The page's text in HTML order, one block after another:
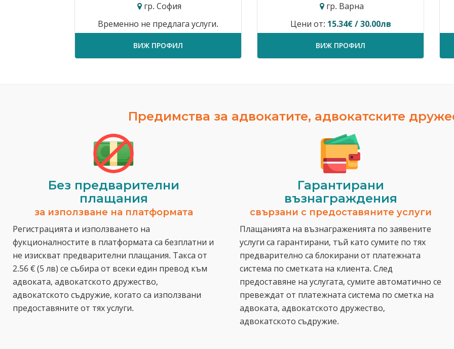
гр. Варна
Цени от:15.34€ / 30.00лв
ВИЖ ПРОФИЛ
гр. София
40.90€ / 80.00лв
ВИЖ ПРОФИЛ
Предимства за адвокатите, адвокатските
Без предварителни
плащания
за използване на платформата
Регистрацията и използването на
фукционалностите в платформата са безплатни и
не изискват предварителни плащания. Такса от
2.56 € (5 лв) се събира от всеки един превод към
адвоката, адвокатското дружество,
адвокатското съдружие, когато са използвани
предоставяните от тях услуги.
Гарантирани
възнаграждения
свързани с предоставяните услуги
Плащанията на възнаграженията по заявените
услуги са гарантирани, тъй като сумите по тях
предварително са блокирани от платежната
система по сметката на клиента. След
предоставяне на услугата, сумите автоматично се
превеждат от платежната система по сметка на
адвоката, адвокатското дружество,
адвокатското съдружие.